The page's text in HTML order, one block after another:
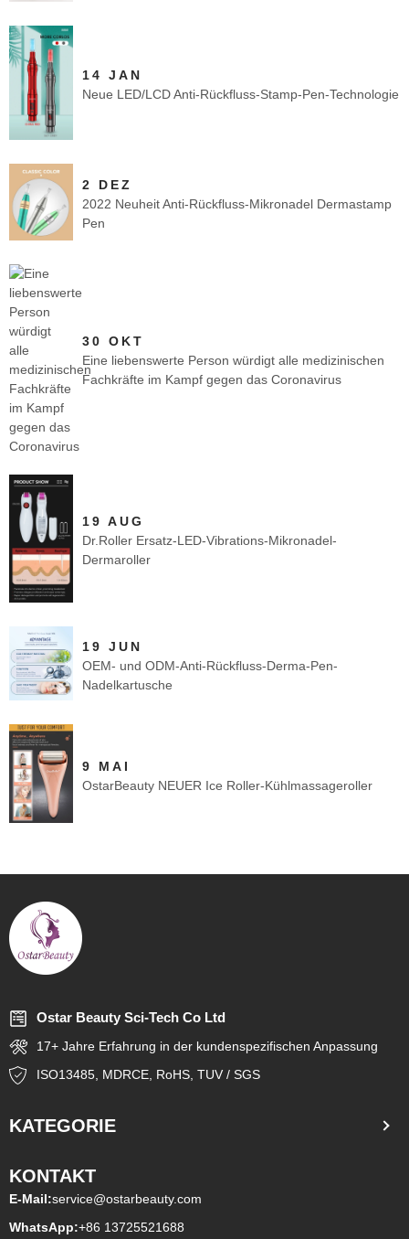
14 JAN
Neue LED/LCD Anti-Rückfluss-Stamp-Pen-Technologie
2 DEZ
2022 Neuheit Anti-Rückfluss-Mikronadel Dermastamp
Pen
30 OKT
Eine liebenswerte Person würdigt alle medizinischen
Fachkräfte im Kampf gegen das Coronavirus
19 AUG
Dr.Roller Ersatz-LED-Vibrations-Mikronadel-
Dermaroller
19 JUN
OEM- und ODM-Anti-Rückfluss-Derma-Pen-
Nadelkartusche
9 MAI
OstarBeauty NEUER Ice Roller-Kühlmassageroller
Ostar Beauty Sci-Tech Co Ltd
17+ Jahre Erfahrung in der kundenspezifischen Anpassung
ISO13485, MDRCE, RoHS, TUV / SGS
KATEGORIE
KONTAKT
E-Mail:service@ostarbeauty.com
WhatsApp:+86 13725521688